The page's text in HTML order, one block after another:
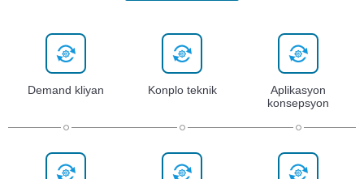
Demand kliyan Konplo teknik
Aplikasyon
konsepsyon